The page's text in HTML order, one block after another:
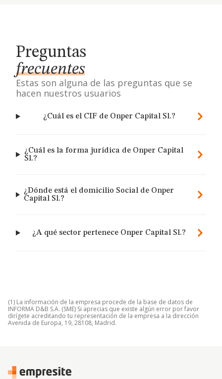
Preguntas
frecuentes
Estas son alguna de las preguntas que se
hacen nuestros usuarios
¿Cuál es el CIF de Onper Capital Sl.?
¿Cuál es la forma jurídica de Onper Capital
Sl.?
¿Dónde está el domicilio Social de Onper
Capital Sl.?
¿A qué sector pertenece Onper Capital Sl.?
(1) La información de la empresa procede de la base de datos de
INFORMA D&B S.A. (SME) Si aprecias que existe algún error por favor
dirígete acreditando tu representación de la empresa a la dirección
Avenida de Europa, 19, 28108, Madrid.